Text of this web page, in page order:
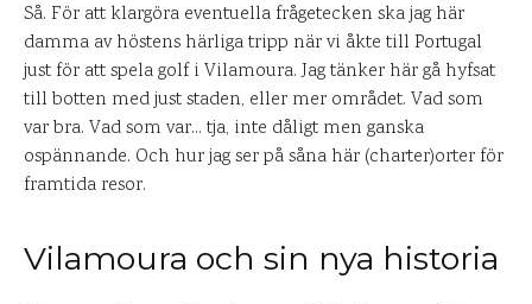
Så. För att klargöra eventuella frågetecken ska jag här
damma av höstens härliga tripp när vi åkte till Portugal
just för att spela golf i Vilamoura. Jag tänker här gå hyfsat
till botten med just staden, eller mer området. Vad som
var bra. Vad som var… tja, inte dåligt men ganska
ospännande. Och hur jag ser på såna här (charter)orter för
framtida resor.
Vilamoura och sin nya historia